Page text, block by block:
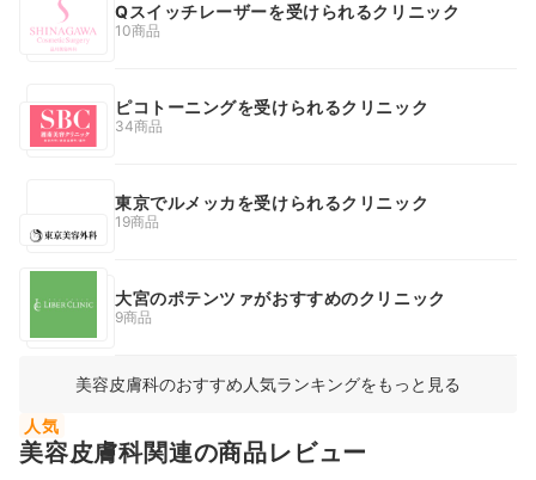
Qスイッチレーザーを受けられるクリニック
10商品
ピコトーニングを受けられるクリニック
34商品
東京でルメッカを受けられるクリニック
19商品
大宮のポテンツァがおすすめのクリニック
9商品
美容皮膚科のおすすめ人気ランキングをもっと見る
人気
美容皮膚科関連の商品レビュー